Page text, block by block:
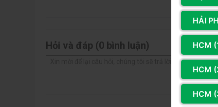
được trang bị hệ
thanh ấn tượng, giúp bạn như được đắm chìm
Hỏi và đáp (0 bình luận)
HẢI
HCM
HCM
HCM